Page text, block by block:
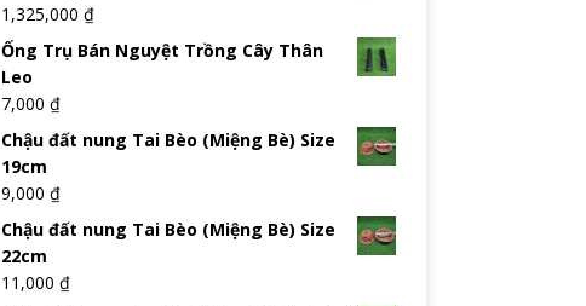
1,325,000 ₫
Ống Trụ Bán Nguyệt Trồng Cây Thân
Leo
7,000 ₫
Chậu đất nung Tai Bèo (Miệng Bè) Size
19cm
9,000 ₫
Chậu đất nung Tai Bèo (Miệng Bè) Size
22cm
11,000 ₫